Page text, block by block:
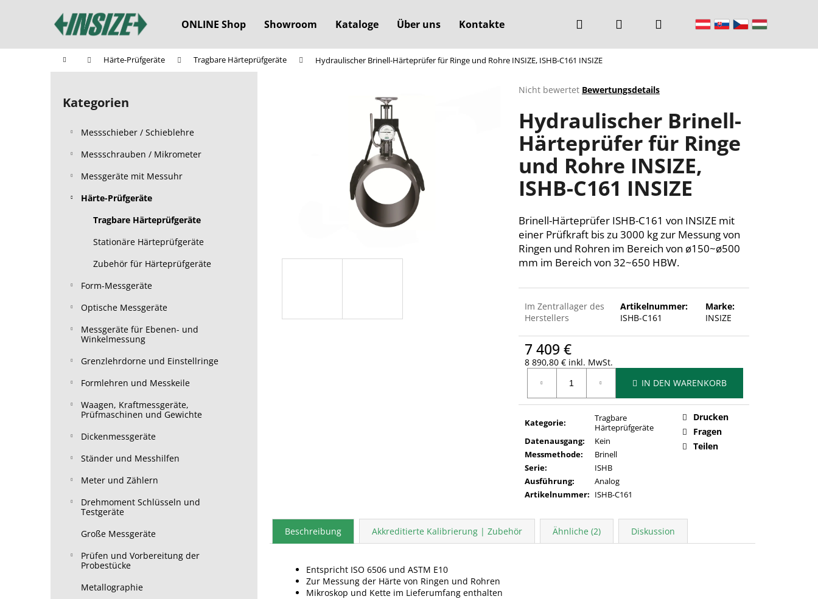
ONLINE Shop Showroom Kataloge Über uns Kontakte Suchen Warenkorb
StartseiteHärte-Prüfgeräte Tragbare Härteprüfgeräte Hydraulischer Brinell-Härteprüfer für Ringe und Rohre INSIZE, ISHB-C161 INSIZE
S
Kategorien
überspringen
Kategorien
Messschieber / Schieblehre
Messschrauben / Mikrometer
Messgeräte mit Messuhr
Härte-Prüfgeräte
Tragbare Härteprüfgeräte
Stationäre Härteprüfgeräte
Zubehör für Härteprüfgeräte
Form-Messgeräte
Optische Messgeräte
Messgeräte für Ebenen- und
Winkelmessung
Grenzlehrdorne und Einstellringe
Formlehren und Messkeile
Waagen, Kraftmessgeräte,
Prüfmaschinen und Gewichte
Dickenmessgeräte
Ständer und Messhilfen
Meter und Zählern
Drehmoment Schlüsseln und
Testgeräte
Große Messgeräte
Prüfen und Vorbereitung der
Probestücke
Metallographie
Die
Produktbewertung
ist
0,0
von
Sternen.
Nicht bewertet Bewertungsdetails
Hydraulischer Brinell-
Härteprüfer für Ringe
und Rohre INSIZE,
ISHB-C161 INSIZE
Brinell-Härteprüfer ISHB-C161 von INSIZE mit
einer Prüfkraft bis zu 3000 kg zur Messung von
Ringen und Rohren im Bereich von ø150~ø500
mm im Bereich von 32~650 HBW.
Im Zentrallager des
Herstellers
Artikelnummer:
ISHB-C161
Marke:
INSIZE
7 409 €
8 890,80 € inkl. MwSt.
IN DEN WARENKORB
Kategorie:
Tragbare
Härteprüfgeräte
Datenausgang:
Kein
Messmethode:
Brinell
Serie:
ISHB
Ausführung:
Analog
Artikelnummer: ISHB-C161
Drucken
Fragen
Teilen
Beschreibung Akkreditierte Kalibrierung | Zubehör Ähnliche (2) Diskussion
Entspricht ISO 6506 und ASTM E10
Zur Messung der Härte von Ringen und Rohren
Mikroskop und Kette im Lieferumfang enthalten
e
Zurück
zum
Zurück
zum
Was suchen Sie?
Wir empfehlen